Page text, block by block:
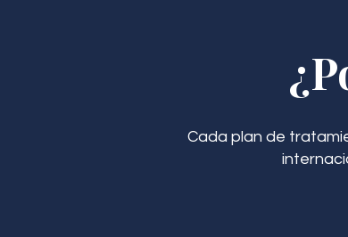
Cada plan de